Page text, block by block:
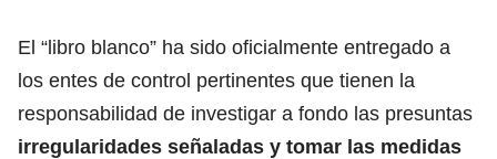
El “libro blanco” ha sido oficialmente entregado a
los entes de control pertinentes que tienen la
responsabilidad de investigar a fondo las presuntas
irregularidades señaladas y tomar las medidas